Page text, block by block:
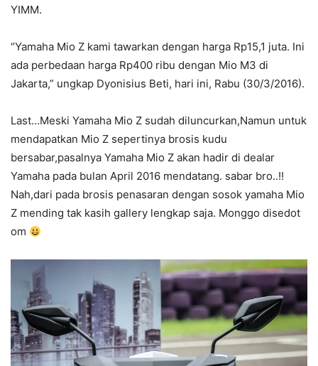
YIMM.
“Yamaha Mio Z kami tawarkan dengan harga Rp15,1 juta. Ini
ada perbedaan harga Rp400 ribu dengan Mio M3 di
Jakarta,” ungkap Dyonisius Beti, hari ini, Rabu (30/3/2016).
Last…Meski Yamaha Mio Z sudah diluncurkan,Namun untuk
mendapatkan Mio Z sepertinya brosis kudu
bersabar,pasalnya Yamaha Mio Z akan hadir di dealar
Yamaha pada bulan April 2016 mendatang. sabar bro..!!
Nah,dari pada brosis penasaran dengan sosok yamaha Mio
Z mending tak kasih gallery lengkap saja. Monggo disedot
om